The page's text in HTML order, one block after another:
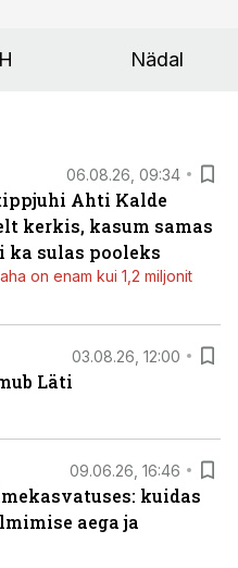
Nädal
06.08.26, 09:34
Ahti Kalde
kerkis, kasum samas
sulas pooleks
on enam kui 1,2 miljonit
03.08.26, 12:00
Läti
09.06.26, 16:46
kuidas
aega ja